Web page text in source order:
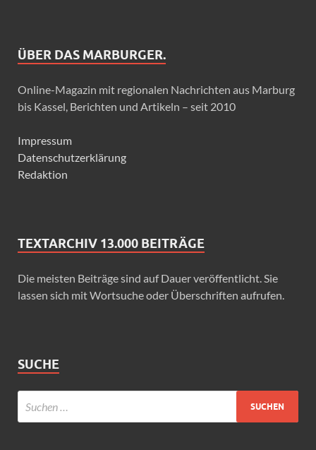
ÜBER DAS MARBURGER.
Online-Magazin mit regionalen Nachrichten aus Marburg
bis Kassel, Berichten und Artikeln – seit 2010
Impressum
Datenschutzerklärung
Redaktion
TEXTARCHIV 13.000 BEITRÄGE
Die meisten Beiträge sind auf Dauer veröffentlicht. Sie
lassen sich mit Wortsuche oder Überschriften aufrufen.
SUCHE